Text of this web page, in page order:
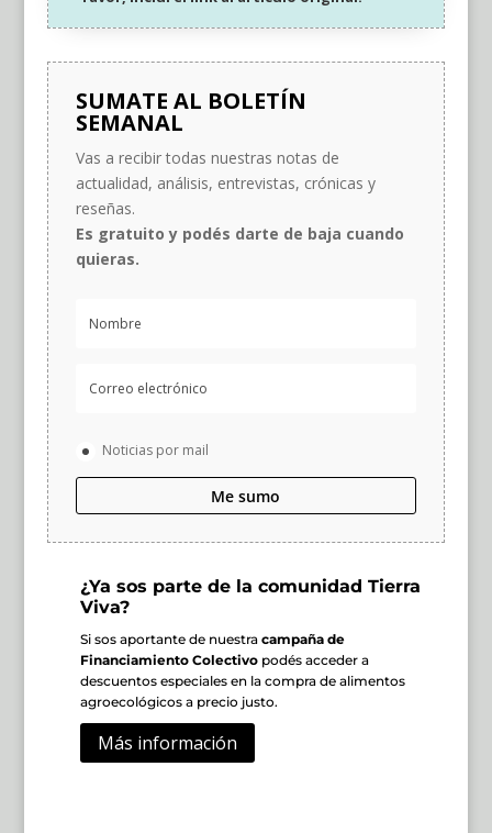
SUMATE AL BOLETÍN
SEMANAL
Vas a recibir todas nuestras notas de
actualidad, análisis, entrevistas, crónicas y
reseñas.
Es gratuito y podés darte de baja cuando
quieras.
Noticias por mail
Me sumo
¿Ya sos parte de la comunidad Tierra
Viva?
Si sos aportante de nuestra campaña de
Financiamiento Colectivopodés acceder a
descuentos especiales en la compra de alimentos
agroecológicos a precio justo.
Más información